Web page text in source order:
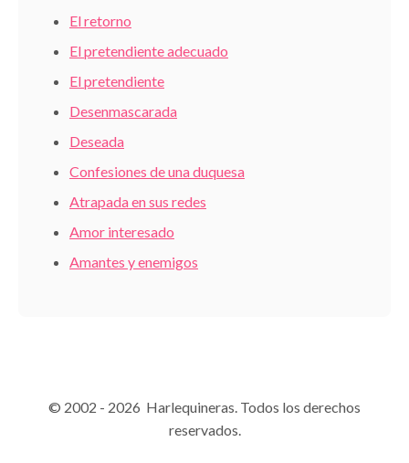
El retorno
El pretendiente adecuado
El pretendiente
Desenmascarada
Deseada
Confesiones de una duquesa
Atrapada en sus redes
Amor interesado
Amantes y enemigos
© 2002 - 2026 Harlequineras. Todos los derechos
reservados.